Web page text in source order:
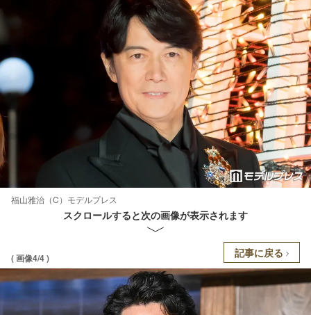
福山雅治（C）モデルプレス
スクロールすると次の画像が表示されます
( 画像4/4 ) 記事に戻る